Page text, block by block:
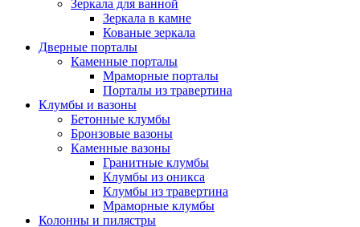
Зеркала для ванной
Зеркала в камне
Кованые зеркала
Дверные порталы
Каменные порталы
Мраморные порталы
Порталы из травертина
Клумбы и вазоны
Бетонные клумбы
Бронзовые вазоны
Каменные вазоны
Гранитные клумбы
Клумбы из оникса
Клумбы из травертина
Мраморные клумбы
Колонны и пилястры